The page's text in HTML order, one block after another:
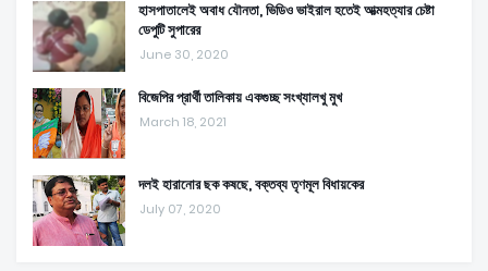
হাসপাতালেই অবাধ যৌনতা, ভিডিও ভাইরাল হতেই আত্মহত্যার চেষ্টা
ডেপুটি সুপারের
June 30, 2020
বিজেপির প্রার্থী তালিকায় একগুচ্ছ সংখ্যালখু মুখ
March 18, 2021
দলই হারানোর ছক কষছে, বক্তব্য তৃণমূল বিধায়কের
July 07, 2020